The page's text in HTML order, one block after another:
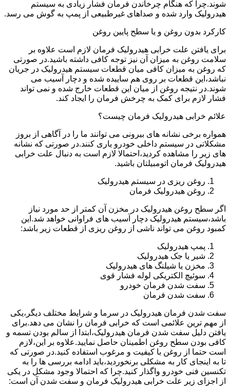
شوند.چرا که هنگام چرخاندن فرمان فشار زیادی به سیستم
هیدرولیک وارد شده و صداهای غیرطبیعی از پمپ به گوش می رسد.
کارکرد بدون روغن و یا سطح پایین روغن
برای یافتن علت خرابی هیدرولیک فرمان لازم است علاوه بر
سلامت روغن به میزان آن نیز توجه کافی داشته باشید.در صورتی
که روغن به میزان کافی میان قطعات سیستم هیدرولیک در جریان
نباشد،این قطعات بر روی هم ساییده شده و دچار آسیب می
شوند.در نتیجه روغن از میان این قطعات خارج شده و نمی تواند
فشار لازم برای کمک به چرخش فرمان را ایجاد کند.
علائم خرابی هیدرولیک فرمان چیست؟
همواره برخی نشانه های بیرونی می توانند ما را در آگاهی از بروز
مشکلاتی در سیستم داخلی خودرو یاری کنند.در صورتی که نشانه
های زیر را مشاهده کردید،احتمالا لازم است به دنبال علت خرابی
هیدرولیک فرمان اتومبیلتان باشید.
روغن ریزی در سیستم هیدرولیک
روغن هیدرولیک فرمان
اگر سطح روغن هیدرولیک در مخزن آن کمتر از حد مورد نیاز
باشد،سیستم هیدرولیک دچار آسیب های فراوانی خواهد شد.این
کمبود روغن می تواند ناشی از روغن ریزی از قطعات زیر باشد:
پمپ هیدرولیک
شیر یا جک هیدرولیک
مخزن یا شیلنگ های هیدرولیک
سوئیچ الکتریکی لوله فشار قوی
سفت شدن فرمان خودرو
سفت شدن فرمان
سفت شدن فرمان هیدرولیک در سرما و شرایط مختلف دیگر،یکی
از مهم ترین علائمی است که خرابی فرمان را نشان می دهد.برای
یافتن دلیل سفت شدن فرمان هیدرولیک،ابتدا از سالم بودن تسمه و
کافی بودن سطح روغن اطمینان حاصل نمایید.علاوه بر این،لازم
است حتما از روغن با کیفیت و مرغوب استفاده کنید.در صورتی که
تا به اینجای کار به مشکلی برنخوردید،باید ادامه بررسی ها را به
تکنسین فنی خودرو واگذار کنید.چرا که احتمالا وجود مشکل در یکی
از اجزای زیر علت خرابی هیدرولیک فرمان و سفت شدن آن است: